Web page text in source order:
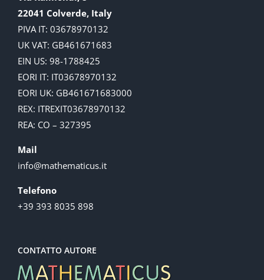
22041 Colverde, Italy
PIVA IT: 03678970132
UK VAT: GB461671683
EIN US: 98-1788425
EORI IT: IT03678970132
EORI UK: GB461671683000
REX: ITREXIT03678970132
REA: CO – 327395
Mail
info@mathematicus.it
Telefono
+39 393 8035 898
CONTATTO AUTORE